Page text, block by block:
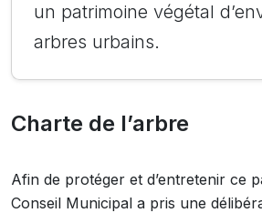
un patrimoine végétal
arbres urbains.
Charte de l’arbre
Afin de protéger et d’entretenir ce
Conseil Municipal a pris une